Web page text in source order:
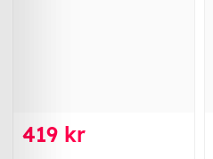
419 kr